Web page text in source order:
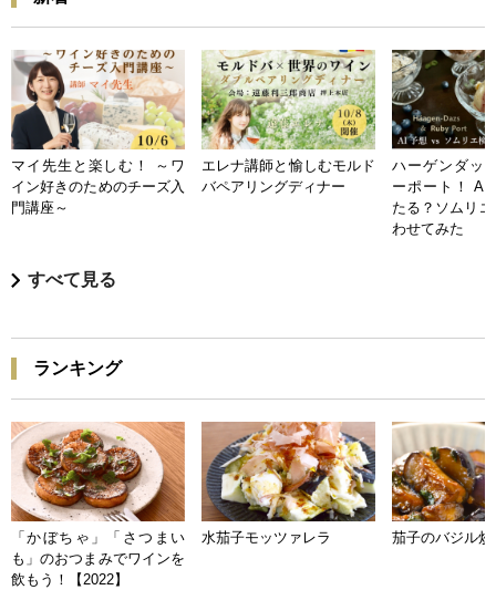
マイ先生と楽しむ！ ～ワ
イン好きのためのチーズ入
門講座～
エレナ講師と愉しむモルド
バペアリングディナー
ハーゲンダッ
ーポート！ AI
たる？ソムリ
わせてみた
すべて見る
ランキング
「かぼちゃ」「さつまい
も」のおつまみでワインを
飲もう！【2022】
水茄子モッツァレラ 茄子のバジル炒